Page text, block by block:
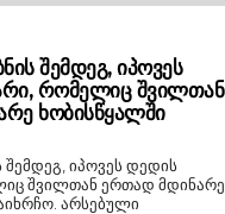
ᲨᲔᲛᲓᲔᲒ, ᲘᲞᲝᲕᲔᲡ
ᲠᲝᲛᲔᲚᲘᲪ ᲨᲕᲘᲚᲗᲐᲜ
ᲮᲝᲑᲘᲡᲬᲧᲐᲚᲨᲘ
შემდეგ, იპოვეს დედის
შვილთან ერთად მდინარე
არსებული